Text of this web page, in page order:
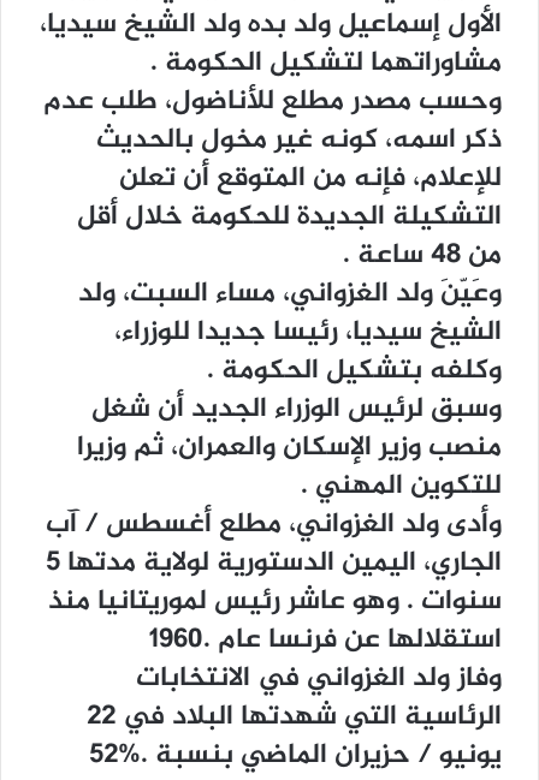
ﺍﻷﻭﻝ ﺇﺳﻤﺎﻋﻴﻞ ﻭﻟﺪ ﺑﺪﻩ ﻭﻟﺪ ﺍﻟﺸﻴﺦ ﺳﻴﺪﻳﺎ،
ﻣﺸﺎﻭﺭﺍﺗﻬﻤﺎ ﻟﺘﺸﻜﻴﻞ ﺍﻟﺤﻜﻮﻣﺔ .
ﻭﺣﺴﺐ ﻣﺼﺪﺭ ﻣﻄﻠﻊ ﻟﻸﻧﺎﺿﻮﻝ، ﻃﻠﺐ ﻋﺪﻡ
ﺫﻛﺮ ﺍﺳﻤﻪ، ﻛﻮﻧﻪ ﻏﻴﺮ ﻣﺨﻮﻝ ﺑﺎﻟﺤﺪﻳﺚ
ﻟﻺﻋﻼﻡ، ﻓﺈﻧﻪ ﻣﻦ ﺍﻟﻤﺘﻮﻗﻊ ﺃﻥ ﺗﻌﻠﻦ
ﺍﻟﺘﺸﻜﻴﻠﺔ ﺍﻟﺠﺪﻳﺪﺓ ﻟﻠﺤﻜﻮﻣﺔ ﺧﻼﻝ ﺃﻗﻞ
ﻣﻦ 48 ﺳﺎﻋﺔ .
ﻭﻋَﻴّﻦَ ﻭﻟﺪ ﺍﻟﻐﺰﻭﺍﻧﻲ، ﻣﺴﺎﺀ ﺍﻟﺴﺒﺖ، ﻭﻟﺪ
ﺍﻟﺸﻴﺦ ﺳﻴﺪﻳﺎ، ﺭﺋﻴﺴﺎ ﺟﺪﻳﺪﺍ ﻟﻠﻮﺯﺭﺍﺀ،
ﻭﻛﻠﻔﻪ ﺑﺘﺸﻜﻴﻞ ﺍﻟﺤﻜﻮﻣﺔ .
ﻭﺳﺒﻖ ﻟﺮﺋﻴﺲ ﺍﻟﻮﺯﺭﺍﺀ ﺍﻟﺠﺪﻳﺪ ﺃﻥ ﺷﻐﻞ
ﻣﻨﺼﺐ ﻭﺯﻳﺮ ﺍﻹﺳﻜﺎﻥ ﻭﺍﻟﻌﻤﺮﺍﻥ، ﺛﻢ ﻭﺯﻳﺮﺍ
ﻟﻠﺘﻜﻮﻳﻦ ﺍﻟﻤﻬﻨﻲ .
ﻭﺃﺩﻯ ﻭﻟﺪ ﺍﻟﻐﺰﻭﺍﻧﻲ، ﻣﻄﻠﻊ ﺃﻏﺴﻄﺲ / ﺁﺏ
ﺍﻟﺠﺎﺭﻱ، ﺍﻟﻴﻤﻴﻦ ﺍﻟﺪﺳﺘﻮﺭﻳﺔ ﻟﻮﻻﻳﺔ ﻣﺪﺗﻬﺎ 5
ﺳﻨﻮﺍﺕ . ﻭﻫﻮ ﻋﺎﺷﺮ ﺭﺋﻴﺲ ﻟﻤﻮﺭﻳﺘﺎﻧﻴﺎ ﻣﻨﺬ
ﺍﺳﺘﻘﻼﻟﻬﺎ ﻋﻦ ﻓﺮﻧﺴﺎ ﻋﺎﻡ .1960
ﻭﻓﺎﺯ ﻭﻟﺪ ﺍﻟﻐﺰﻭﺍﻧﻲ ﻓﻲ ﺍﻻﻧﺘﺨﺎﺑﺎﺕ
ﺍﻟﺮﺋﺎﺳﻴﺔ ﺍﻟﺘﻲ ﺷﻬﺪﺗﻬﺎ ﺍﻟﺒﻼﺩ ﻓﻲ 22
ﻳﻮﻧﻴﻮ / ﺣﺰﻳﺮﺍﻥ ﺍﻟﻤﺎﺿﻲ ﺑﻨﺴﺒﺔ .%52